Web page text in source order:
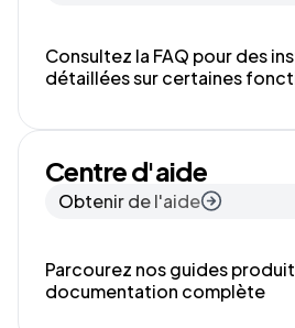
Consultez la FAQ pour des
détaillées sur certaines
Centre d'aide
Obtenir de l'aide
Parcourez nos guides
documentation complète